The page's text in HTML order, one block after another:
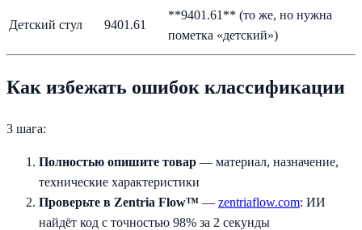
Детский стул 9401.61
**9401.61** (то же, но нужна
пометка «детский»)
Как избежать ошибок классификации
3 шага:
Полностью опишите товар — материал, назначение,
технические характеристики
Проверьте в Zentria Flow™ — zentriaflow.com: ИИ
найдёт код с точностью 98% за 2 секунды